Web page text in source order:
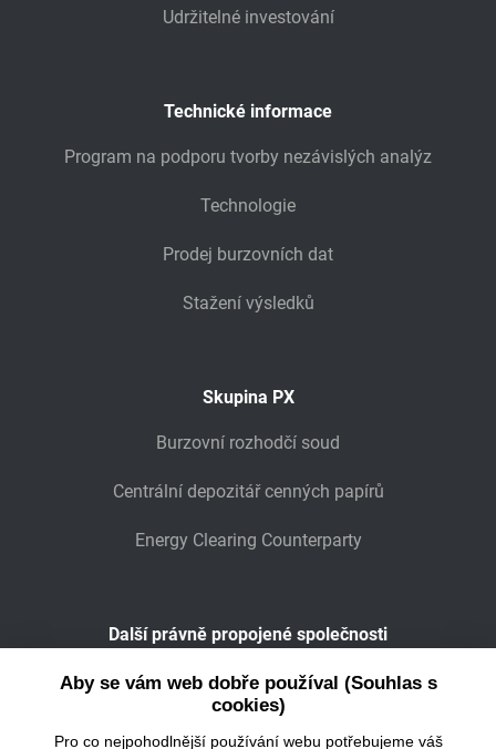
Udržitelné investování
Technické informace
Program na podporu tvorby nezávislých analýz
Technologie
Prodej burzovních dat
Stažení výsledků
Skupina PX
Burzovní rozhodčí soud
Centrální depozitář cenných papírů
Energy Clearing Counterparty
Další právně propojené společnosti
Wiener Börse
Aby se vám web dobře používal (Souhlas s
cookies)
Pro co nejpohodlnější používání webu potřebujeme váš